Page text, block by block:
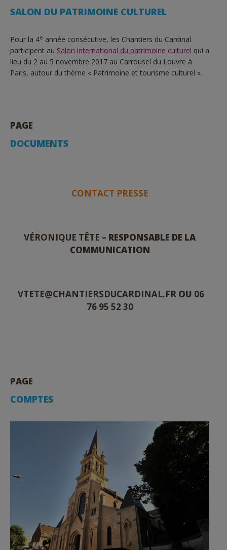
SALON DU PATRIMOINE CULTUREL
Pour la 4e année consécutive, les Chantiers du Cardinal
participent au Salon international du patrimoine culturel qui a
lieu du 2 au 5 novembre 2017 au Carrousel du Louvre à
Paris, autour du thème « Patrimoine et tourisme culturel ».
PAGE
DOCUMENTS
CONTACT PRESSE
VÉRONIQUE TÊTE – RESPONSABLE DE LA
COMMUNICATION
VTETE@CHANTIERSDUCARDINAL.FR OU 06
76 95 52 30
PAGE
COMPTES